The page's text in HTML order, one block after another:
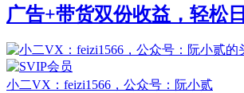
广告+带货双份收益，轻松
小二VX：feizi1566，公众号：阮小贰